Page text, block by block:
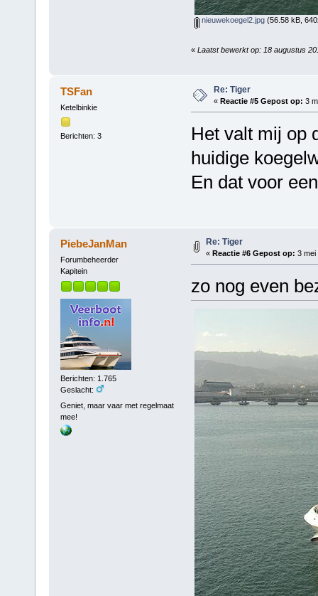
nieuwekoegel2.jpg(56.58 kB,
« Laatst bewerkt op: 18 augustus
TSFan
Ketelbinkie
Berichten: 3
Re: Tiger
« Reactie #5 Gepost op: 3
Het valt mij op
huidige
En dat voor
PiebeJanMan
Forumbeheerder
Kapitein
Berichten: 1.765
Geslacht:
Geniet, maar vaar met regelmaat
mee!
Re: Tiger
« Reactie #6 Gepost op: 3 mei
zo nog even